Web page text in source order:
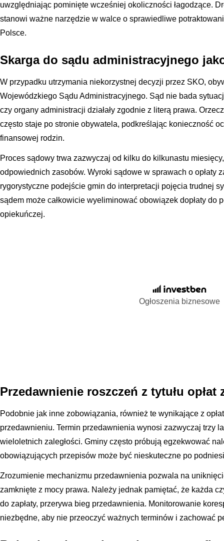
uwzględniając pominięte wcześniej okoliczności łagodzące.
stanowi ważne narzędzie w walce o sprawiedliwe
Polsce.
Skarga do sądu administracyjnego
W przypadku utrzymania niekorzystnej decyzji przez SKO,
Wojewódzkiego Sądu Administracyjnego. Sąd nie bada
czy organy administracji działały zgodnie z literą prawa.
często staje po stronie obywatela, podkreślając konieczność
finansowej rodzin.
Proces sądowy trwa zazwyczaj od kilku do kilkunastu
odpowiednich zasobów. Wyroki sądowe w sprawach o opłaty
rygorystyczne podejście gmin do interpretacji pojęcia trudnej
sądem może całkowicie wyeliminować obowiązek dopłaty do
opiekuńczej.
Ogłoszenia biznesowe
Przedawnienie roszczeń z tytułu opłat
Podobnie jak inne zobowiązania, również te wynikające z
przedawnieniu. Termin przedawnienia wynosi zazwyczaj trzy
wieloletnich zaległości. Gminy często próbują egzekwować
obowiązujących przepisów może być nieskuteczne po
Zrozumienie mechanizmu przedawnienia pozwala na
zamknięte z mocy prawa. Należy jednak pamiętać, że każda
do zapłaty, przerywa bieg przedawnienia. Monitorowanie
niezbędne, aby nie przeoczyć ważnych terminów i zachować